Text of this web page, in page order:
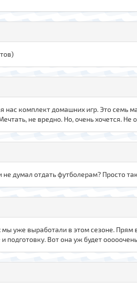
нас комплект домашних игр. Это семь
не вредно. Но, очень хочется.
не думал отдать футболерам? Просто
уже выработали в этом сезоне.
подготовку. Вот она уж будет